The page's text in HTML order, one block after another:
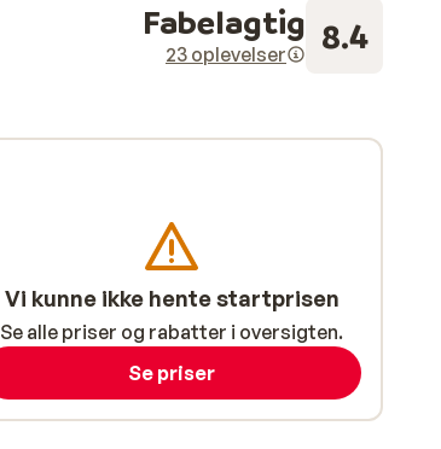
Fabelagtig
23 oplevelser 8.4
Vi kunne ikke hente startprisen
Se alle priser og rabatter i oversigten.
Se priser